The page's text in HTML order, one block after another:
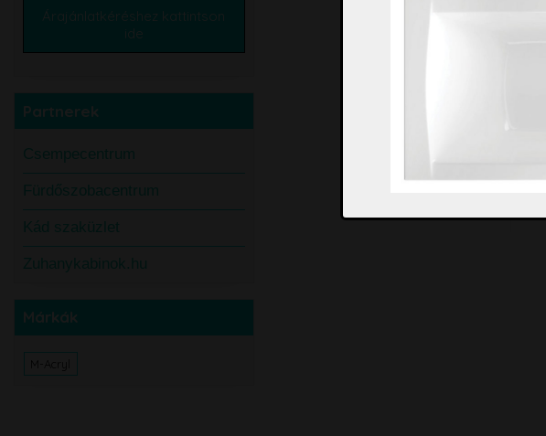
Árajánlatkéréshez kattintson
ide
Partnerek
Csempecentrum
Fürdőszobacentrum
Kád szaküzlet
Zuhanykabinok.hu
Márkák
M-Acryl